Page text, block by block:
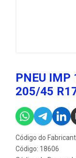
PNEU IMP
205/45
Código do
Código: 18606